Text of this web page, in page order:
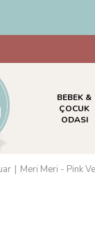
HAVALE &
BEBEK &
ÇOCUK
ODASI
Meri Meri - Pink